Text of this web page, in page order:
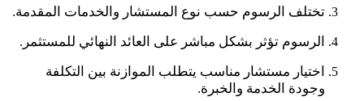
تختلف الرسوم حسب نوع المستشار والخدمات المقدمة.
الرسوم تؤثر بشكل مباشر على العائد النهائي للمستثمر.
اختيار مستشار مناسب يتطلب الموازنة بين التكلفة
وجودة الخدمة والخبرة.